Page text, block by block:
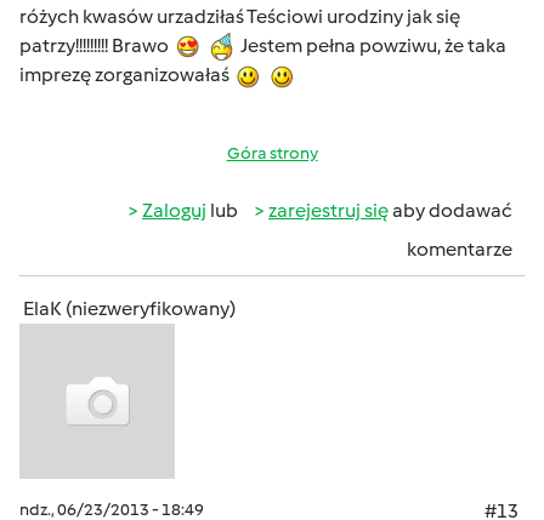
różych kwasów urzadziłaś Teściowi urodziny jak się
patrzy!!!!!!!!! Brawo
Jestem pełna powziwu, że taka
imprezę zorganizowałaś
Góra strony
Zaloguj lub zarejestruj sięaby dodawać
komentarze
ElaK (niezweryfikowany)
ndz., 06/23/2013 - 18:49
#13